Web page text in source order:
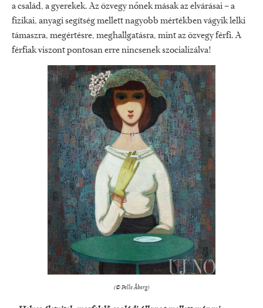
a család, a gyerekek. Az özvegy nőnek másak az elvárásai – a
fizikai, anyagi segítség mellett nagyobb mértékben vágyik lel­ki
támaszra, megértésre, meghallga­tásra, mint az özvegy férfi. A
férfiak vi­szont pontosan erre nincsenek szocializálva!
(© Pelle Åberg)